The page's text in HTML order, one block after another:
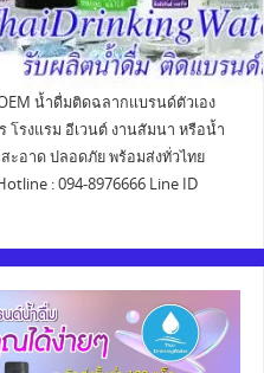
น้ำดื่มติดฉลากแบรนด์ตัวเอง
โรงแรม อีเวนต์ งานสัมนา หรือน้ำ
ะอาด ปลอดภัย พร้อมส่งทั่วไทย
: 094-8976666 Line ID